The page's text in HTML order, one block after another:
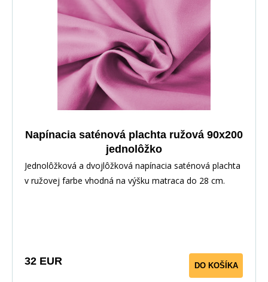
Napínacia saténová plachta ružová 90x200
jednolôžko
Jednolôžková a dvojlôžková napínacia saténová plachta
v ružovej farbe vhodná na výšku matraca do 28 cm.
32 EUR DO KOŠÍKA